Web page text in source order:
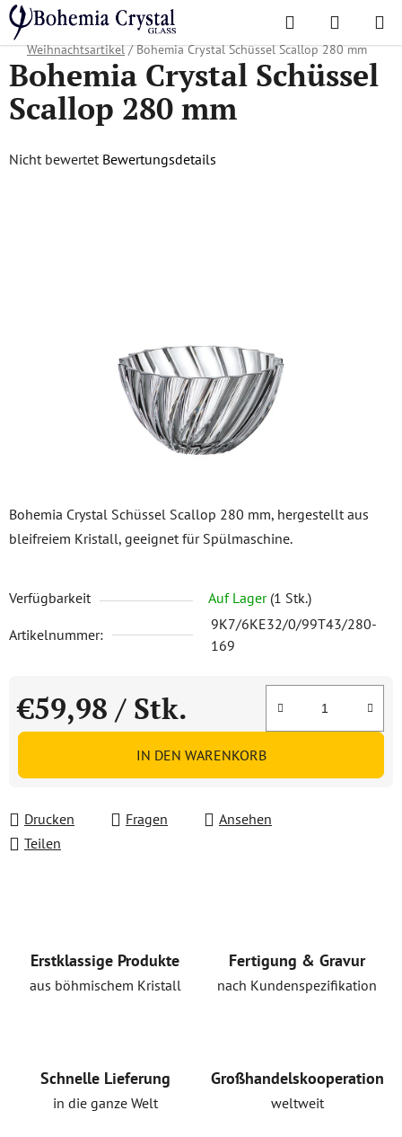
Zum
Inhalt
springen
Suchen
Startseite
/ Lieblingskollektionen /
/
Weihnachtsartikel / Bohemia Crystal Schüssel Scallop 280 mm
Bohemia Crystal Schüssel Scallop 280 mm, hergestellt aus
bleifreiem Kristall, geeignet für Spülmaschine.
Verfügbarkeit Auf Lager (1 Stk.)
Artikelnummer:
9K7/6KE32/0/99T43/280-
169
€59,98 / Stk.
Verkaufspreis:
IN DEN WARENKORB
Drucken Fragen
Ansehen
Teilen
Bohemia Crystal Schüssel
Scallop 280 mm
Die
Nicht bewertet Bewertungsdetails
Erstklassige Produkte
aus böhmischem Kristall
Fertigung & Gravur
nach Kundenspezifikation
Schnelle Lieferung
in die ganze Welt
Großhandelskooperation
weltweit